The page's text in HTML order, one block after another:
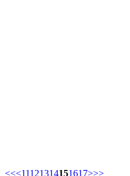
<<<11121314151617>>>